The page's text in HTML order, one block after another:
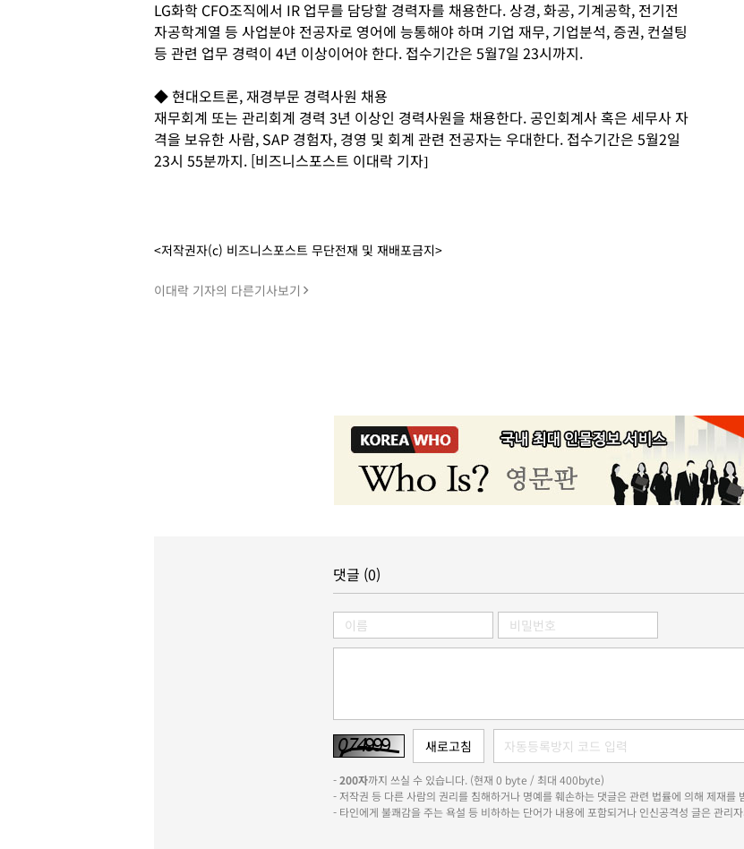
LG화학 CFO조직에서 IR 업무를 담당할 경력자를 채용한다. 상경, 화공, 기계공학, 전기전
자공학계열 등 사업분야 전공자로 영어에 능통해야 하며 기업 재무, 기업분석, 증권, 컨설팅
등 관련 업무 경력이 4년 이상이어야 한다. 접수기간은 5월7일 23시까지.
◆ 현대오트론, 재경부문 경력사원 채용
재무회계 또는 관리회계 경력 3년 이상인 경력사원을 채용한다. 공인회계사 혹은 세무사 자
격을 보유한 사람, SAP 경험자, 경영 및 회계 관련 전공자는 우대한다. 접수기간은 5월2일
23시 55분까지. [비즈니스포스트 이대락 기자]
<저작권자(c) 비즈니스포스트 무단전재 및 재배포금지>
이대락 기자의 다른기사보기
댓글 (0)
-200자까지 쓰실 수 있습니다. (현재 0 byte / 최대 400byte)
- 저작권 등 다른 사람의 권리를 침해하거나 명예를 훼손하는 댓글은 관련 법률에 의해 제재를
- 타인에게 불쾌감을 주는 욕설 등 비하하는 단어가 내용에 포함되거나 인신공격성 글은 관리